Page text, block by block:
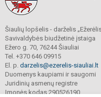
Šiaulių lopšelis - darželis
Savivaldybės biudžetinė įstaiga
Ežero g. 70, 76244 Šiauliai
Tel. +370 646 09915
El. p. darzelis@ezerelis-siauliai.lt
Duomenys kaupiami ir saugomi
Juridinių asmenų registre
Įmonės kodas 290526190